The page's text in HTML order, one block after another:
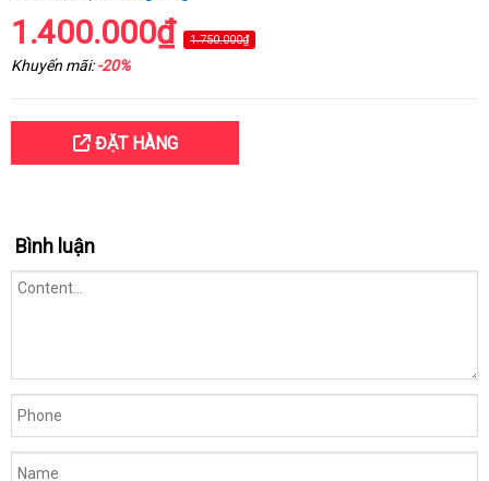
1.400.000₫ 1.750.000₫
Khuyến mãi:-20%
ĐẶT HÀNG
Bình luận